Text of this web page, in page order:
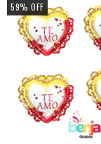
59% OFF